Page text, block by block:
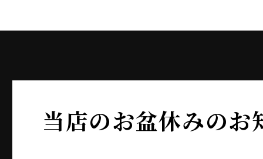
当店のお盆休みのお